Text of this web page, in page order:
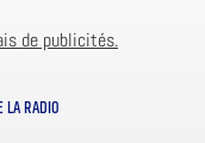
de publicités.
LA RADIO